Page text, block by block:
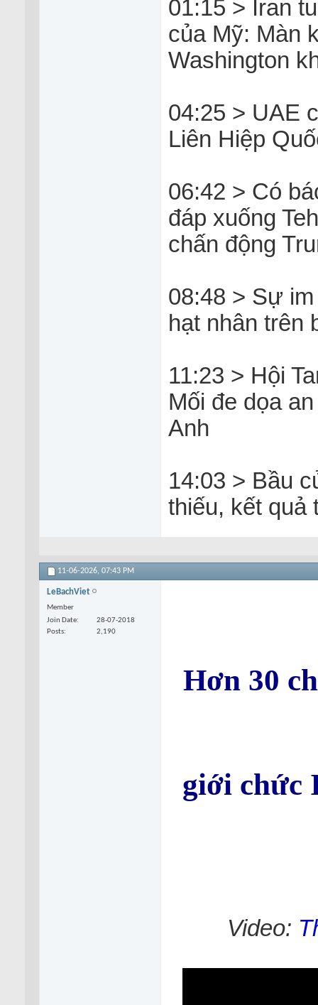
01:15 > Iran
của Mỹ: Màn
Washington
04:25 > UAE
Liên Hiệp
06:42 > Có
đáp xuống
chấn động
08:48 > Sự
hạt nhân trên
11:23 > Hội
Mối đe dọa
Anh
14:03 > Bầu
thiếu, kết quả
11-06-2026, 07:43 PM
LeBachViet
Member
Join Date
28-07-2018
Posts
2,190
Hơn 30
giới chức
Video: